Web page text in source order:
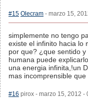
#15 Olecram - marzo 15,
simplemente no tengo
existe el infinito hacia lo
por que? ¿que sentido
humana puede
una energia infinita,!un
mas incomprensible
#16 pirox - marzo 15, 2012 -